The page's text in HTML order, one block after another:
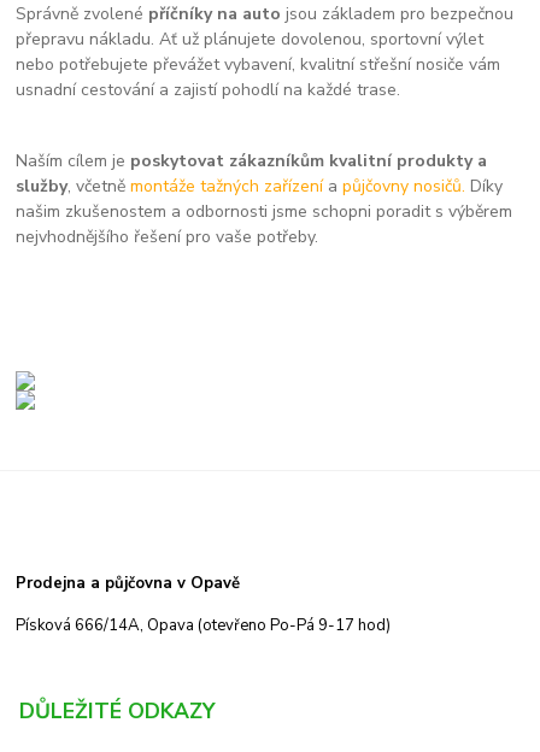
Správně zvolené příčníky na auto jsou základem pro bezpečnou
přepravu nákladu. Ať už plánujete dovolenou, sportovní výlet
nebo potřebujete převážet vybavení, kvalitní střešní nosiče vám
usnadní cestování a zajistí pohodlí na každé trase.
Naším cílem je poskytovat zákazníkům kvalitní produkty a
služby, včetněmontáže tažných zařízení apůjčovny nosičů. Díky
našim zkušenostem a odbornosti jsme schopni poradit s výběrem
nejvhodnějšího řešení pro vaše potřeby.
Prodejna a půjčovna v Opavě
Písková 666/14A, Opava (otevřeno Po-Pá 9-17 hod)
DŮLEŽITÉ ODKAZY